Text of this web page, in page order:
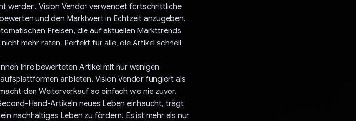
werden. Vision Vendor verwendet fortschrittliche
und den Marktwert in Echtzeit anzugeben.
Preisen, die auf aktuellen Markttrends
mehr raten. Perfekt für alle, die Artikel schnell
Ihre bewerteten Artikel mit nur wenigen
anbieten. Vision Vendor fungiert als
den Weiterverkauf so einfach wie nie zuvor.
Hand-Artikeln neues Leben einhaucht, trägt
nachhaltiges Leben zu fördern. Es ist mehr als nur